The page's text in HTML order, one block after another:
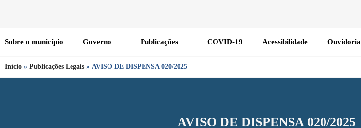
Sobre o município Governo Publicações COVID-19 Acessibilidade Ouvidoria
Início » Publicações Legais » AVISO DE DISPENSA 020/2025
AVISO DE DISPENSA 020/2025